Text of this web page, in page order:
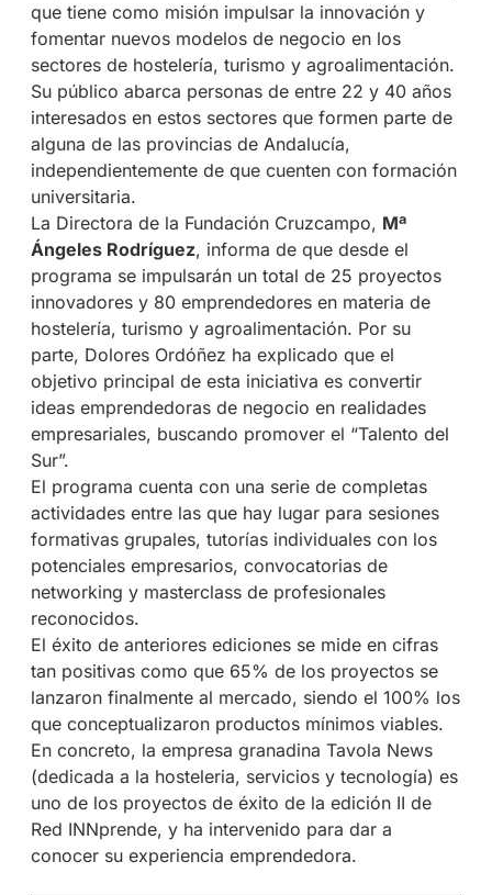
que tiene como misión impulsar la innovación y
fomentar nuevos modelos de negocio en los
sectores de hostelería, turismo y agroalimentación.
Su público abarca personas de entre 22 y 40 años
interesados en estos sectores que formen parte de
alguna de las provincias de Andalucía,
independientemente de que cuenten con formación
universitaria.
La Directora de la Fundación Cruzcampo, Mª
Ángeles Rodríguez, informa de que desde el
programa se impulsarán un total de 25 proyectos
innovadores y 80 emprendedores en materia de
hostelería, turismo y agroalimentación. Por su
parte, Dolores Ordóñez ha explicado que el
objetivo principal de esta iniciativa es convertir
ideas emprendedoras de negocio en realidades
empresariales, buscando promover el “Talento del
Sur”.
El programa cuenta con una serie de completas
actividades entre las que hay lugar para sesiones
formativas grupales, tutorías individuales con los
potenciales empresarios, convocatorias de
networking y masterclass de profesionales
reconocidos.
El éxito de anteriores ediciones se mide en cifras
tan positivas como que 65% de los proyectos se
lanzaron finalmente al mercado, siendo el 100% los
que conceptualizaron productos mínimos viables.
En concreto, la empresa granadina Tavola News
(dedicada a la hosteleria, servicios y tecnología) es
uno de los proyectos de éxito de la edición II de
Red INNprende, y ha intervenido para dar a
conocer su experiencia emprendedora.